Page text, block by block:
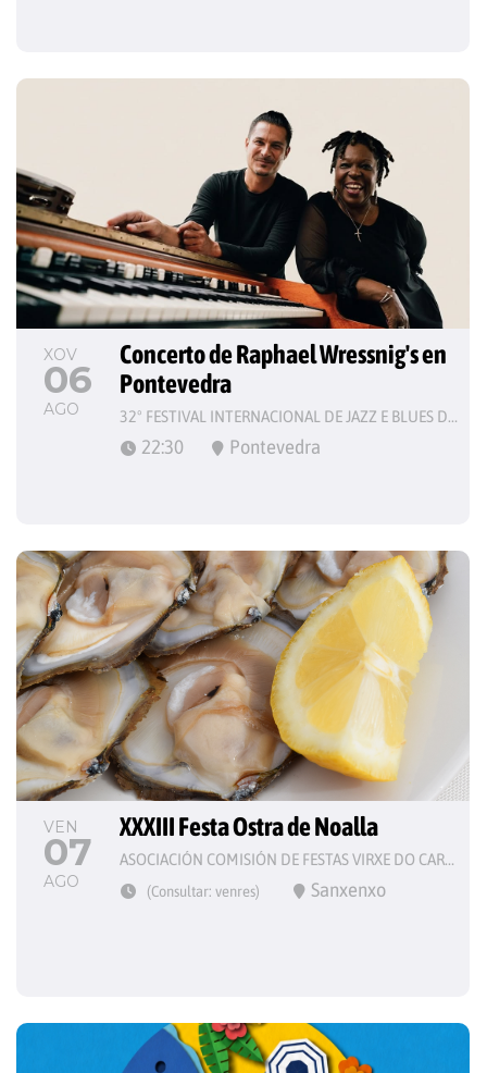
XOV
06
AGO
Concerto de Raphael Wressnig's en
Pontevedra
32º FESTIVAL INTERNACIONAL DE JAZZ E BLUES DE PONTEVEDRA
22:30 Pontevedra
VEN
07
AGO
XXXIII Festa Ostra de Noalla
ASOCIACIÓN COMISIÓN DE FESTAS VIRXE DO CARME
(Consultar: venres) Sanxenxo